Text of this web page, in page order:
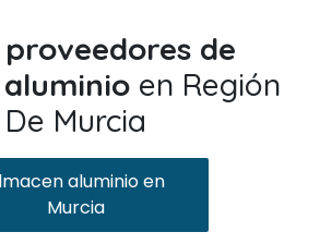
de
en Región
De Murcia
aluminio en
Murcia